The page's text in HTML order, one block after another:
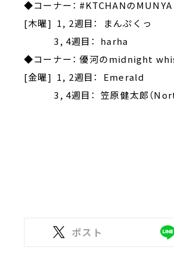
◆コーナー： #KTCHANの
[木曜] 1, 2週目： まんぷくっ
3, 4週目： harha
◆コーナー： 優河のmidnight
[金曜] 1, 2週目： Emerald
3, 4週目： 笠原健太郎（
ポスト